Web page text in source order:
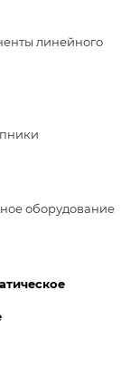
линейного
оборудование